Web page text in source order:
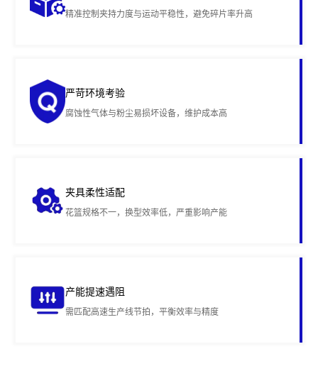
精准控制夹持力度与运动平稳性，避免碎片率升高
严苛环境考验
腐蚀性气体与粉尘易损坏设备，维护成本高
夹具柔性适配
花篮规格不一，换型效率低，严重影响产能
产能提速遇阻
需匹配高速生产线节拍，平衡效率与精度